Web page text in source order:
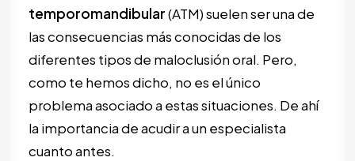
temporomandibular(ATM) suelen ser una de
las consecuencias más conocidas de los
diferentes tipos de maloclusión oral. Pero,
como te hemos dicho, no es el único
problema asociado a estas situaciones. De ahí
la importancia de acudir a un especialista
cuanto antes.